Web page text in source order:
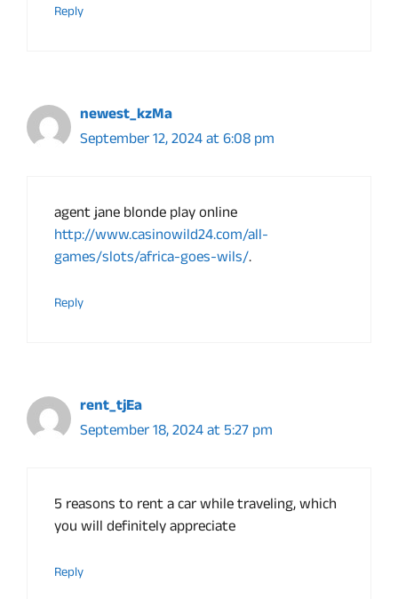
Reply
newest_kzMa
September 12, 2024 at 6:08 pm
agent jane blonde play online
http://www.casinowild24.com/all-
games/slots/africa-goes-wils/.
Reply
rent_tjEa
September 18, 2024 at 5:27 pm
5 reasons to rent a car while traveling, which
you will definitely appreciate
Reply